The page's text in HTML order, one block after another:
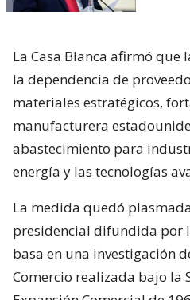
La Casa Blanca afirmó
la dependencia de
materiales estratégicos,
manufacturera
abastecimiento para
energía y las tecnologías
La medida quedó
presidencial difundida por
basa en una investigación
Comercio realizada bajo la